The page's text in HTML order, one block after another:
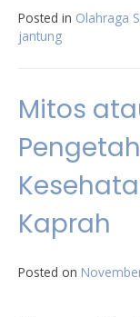
Posted in Olahraga
jantung
Mitos
Kaprah
Posted on